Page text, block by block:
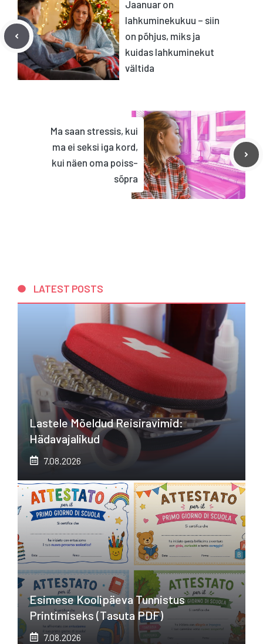
Jaanuar on
lahkuminekukuu – siin
on põhjus, miks ja
kuidas lahkuminekut
vältida
Ma saan stressis, kui
ma ei seksi iga kord,
kui näen oma poiss-
sõpra
LATEST POSTS
Lastele Mõeldud Reisiravimid:
Hädavajalikud
7.08.2026
Esimese Koolipäeva Tunnistus
Printimiseks (tasuta PDF)
7.08.2026